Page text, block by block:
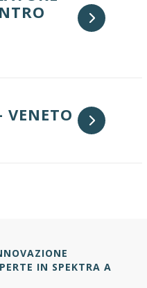
VENETO
IN SPEKTRA A